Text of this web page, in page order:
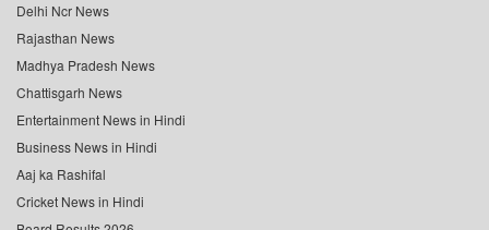
Delhi Ncr News
Rajasthan News
Madhya Pradesh News
Chattisgarh News
Entertainment News in Hindi
Business News in Hindi
Aaj ka Rashifal
Cricket News in Hindi